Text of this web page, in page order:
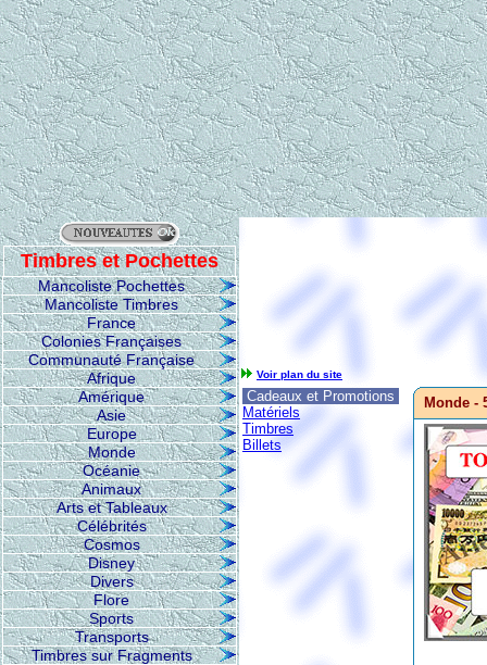
Timbres et Pochettes
Mancoliste Pochettes
Mancoliste Timbres
France
Colonies Françaises
Communauté Française
Afrique
Amérique
Asie
Europe
Monde
Océanie
Animaux
Arts et Tableaux
Célébrités
Cosmos
Disney
Divers
Flore
Sports
Transports
Timbres sur Fragments
Voir plan du site
Cadeaux et Promotions
Matériels
Timbres
Billets
Monde -